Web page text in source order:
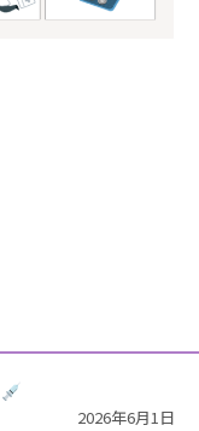
2026年6月1日